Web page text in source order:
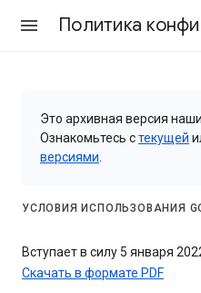
Это архивная версия
Ознакомьтесь стекущей
версиями
УСЛОВИЯ ИСПОЛЬЗОВАНИЯ
Вступает в силу 5 января 2022
Скачать в формате PDF